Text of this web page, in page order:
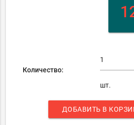
Количество:
шт.
ДОБАВИТЬ В